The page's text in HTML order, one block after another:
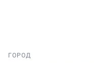
ГОРОД